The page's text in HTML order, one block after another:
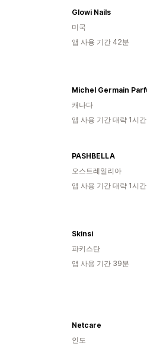
Glowi Nails
미국
앱 사용 기간 42분
캐나다
앱 사용 기간 대략 1시간
PASHBELLA
오스트레일리아
앱 사용 기간 대략 1시간
Skinsi
파키스탄
앱 사용 기간 39분
Netcare
인도